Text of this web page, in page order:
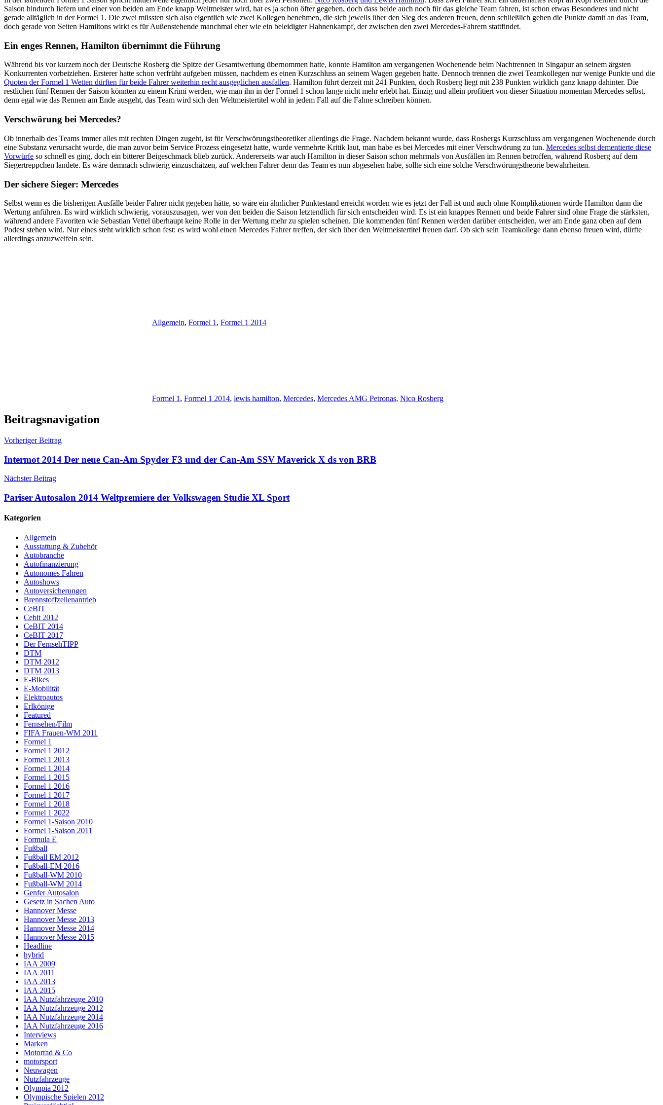
Saison hindurch liefern und einer von beiden am Ende knapp Weltmeister wird, hat es ja schon öfter gegeben, doch dass beide auch noch für das gleiche Team fahren, ist schon etwas Besonderes und nicht
gerade alltäglich in der Formel 1. Die zwei müssten sich also eigentlich wie zwei Kollegen benehmen, die sich jeweils über den Sieg des anderen freuen, denn schließlich gehen die Punkte damit an das Team,
doch gerade von Seiten Hamiltons wirkt es für Außenstehende manchmal eher wie ein beleidigter Hahnenkampf, der zwischen den zwei Mercedes-Fahrern stattfindet.
Ein enges Rennen, Hamilton übernimmt die Führung
Während bis vor kurzem noch der Deutsche Rosberg die Spitze der Gesamtwertung übernommen hatte, konnte Hamilton am vergangenen Wochenende beim Nachtrennen in Singapur an seinem ärgsten
Konkurrenten vorbeiziehen. Ersterer hatte schon verfrüht aufgeben müssen, nachdem es einen Kurzschluss an seinem Wagen gegeben hatte. Dennoch trennen die zwei Teamkollegen nur wenige Punkte und die
Quoten der Formel 1 Wetten dürften für beide Fahrer weiterhin recht ausgeglichen ausfallen. Hamilton führt derzeit mit 241 Punkten, doch Rosberg liegt mit 238 Punkten wirklich ganz knapp dahinter. Die
restlichen fünf Rennen der Saison könnten zu einem Krimi werden, wie man ihn in der Formel 1 schon lange nicht mehr erlebt hat. Einzig und allein profitiert von dieser Situation momentan Mercedes selbst,
denn egal wie das Rennen am Ende ausgeht, das Team wird sich den Weltmeistertitel wohl in jedem Fall auf die Fahne schreiben können.
Verschwörung bei Mercedes?
Ob innerhalb des Teams immer alles mit rechten Dingen zugeht, ist für Verschwörungstheoretiker allerdings die Frage. Nachdem bekannt wurde, dass Rosbergs Kurzschluss am vergangenen Wochenende durch
eine Substanz verursacht wurde, die man zuvor beim Service Prozess eingesetzt hatte, wurde vermehrte Kritik laut, man habe es bei Mercedes mit einer Verschwörung zu tun. Mercedes selbst dementierte diese
Vorwürfe so schnell es ging, doch ein bitterer Beigeschmack blieb zurück. Andererseits war auch Hamilton in dieser Saison schon mehrmals von Ausfällen im Rennen betroffen, während Rosberg auf dem
Siegertreppchen landete. Es wäre demnach schwierig einzuschätzen, auf welchen Fahrer denn das Team es nun abgesehen habe, sollte sich eine solche Verschwörungstheorie bewahrheiten.
Der sichere Sieger: Mercedes
Selbst wenn es die bisherigen Ausfälle beider Fahrer nicht gegeben hätte, so wäre ein ähnlicher Punktestand erreicht worden wie es jetzt der Fall ist und auch ohne Komplikationen würde Hamilton dann die
Wertung anführen. Es wird wirklich schwierig, vorauszusagen, wer von den beiden die Saison letztendlich für sich entscheiden wird. Es ist ein knappes Rennen und beide Fahrer sind ohne Frage die stärksten,
während andere Favoriten wie Sebastian Vettel überhaupt keine Rolle in der Wertung mehr zu spielen scheinen. Die kommenden fünf Rennen werden darüber entscheiden, wer am Ende ganz oben auf dem
Podest stehen wird. Nur eines steht wirklich schon fest: es wird wohl einen Mercedes Fahrer treffen, der sich über den Weltmeistertitel freuen darf. Ob sich sein Teamkollege dann ebenso freuen wird, dürfte
allerdings anzuzweifeln sein.
Allgemein, Formel 1 , Formel 1 2014
Formel 1 , Formel 1 2014, lewis hamilton, Mercedes, Mercedes AMG Petronas, Nico Rosberg
Beitragsnavigation
Vorheriger Beitrag
Intermot 2014 Der neue Can-Am Spyder F3 und der Can-Am SSV Maverick X ds von BRB
Nächster Beitrag
Pariser Autosalon 2014 Weltpremiere der Volkswagen Studie XL Sport
Kategorien
Allgemein
Ausstattung & Zubehör
Autobranche
Autofinanzierung
Autonomes Fahren
Autoshows
Autoversicherungen
Brennstoffzellenantrieb
CeBIT
Cebit 2012
CeBIT 2014
CeBIT 2017
Der FernsehTIPP
DTM
DTM 2012
DTM 2013
E-Bikes
E-Mobilität
Elektroautos
Erlkönige
Featured
Fernsehen/Film
FIFA Frauen-WM 2011
Formel 1
Formel 1 2012
Formel 1 2013
Formel 1 2014
Formel 1 2015
Formel 1 2016
Formel 1 2017
Formel 1 2018
Formel 1 2022
Formel 1-Saison 2010
Formel 1-Saison 2011
Formula E
Fußball
Fußball EM 2012
Fußball-EM 2016
Fußball-WM 2010
Fußball-WM 2014
Genfer Autosalon
Gesetz in Sachen Auto
Hannover Messe
Hannover Messe 2013
Hannover Messe 2014
Hannover Messe 2015
Headline
hybrid
IAA 2009
IAA 2011
IAA 2013
IAA 2015
IAA Nutzfahrzeuge 2010
IAA Nutzfahrzeuge 2012
IAA Nutzfahrzeuge 2014
IAA Nutzfahrzeuge 2016
Interviews
Marken
Motorrad & Co
motorsport
Neuwagen
Nutzfahrzeuge
Olympia 2012
Olympische Spielen 2012